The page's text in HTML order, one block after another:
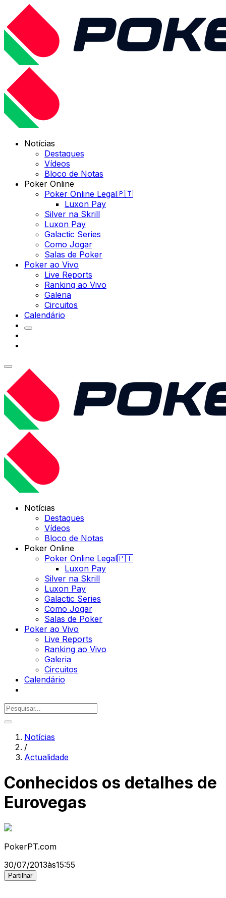
Notícias
Destaques
Vídeos
Bloco de Notas
Poker Online
Poker Online Legal🇵🇹
Luxon Pay
Silver na Skrill
Luxon Pay
Galactic Series
Como Jogar
Salas de Poker
Poker ao Vivo
Live Reports
Ranking ao Vivo
Galeria
Circuitos
Calendário
Notícias
Destaques
Vídeos
Bloco de Notas
Poker Online
Poker Online Legal🇵🇹
Luxon Pay
Silver na Skrill
Luxon Pay
Galactic Series
Como Jogar
Salas de Poker
Poker ao Vivo
Live Reports
Ranking ao Vivo
Galeria
Circuitos
Calendário
Notícias
/
Actualidade
Conhecidos os detalhes de
Eurovegas
PokerPT.com
30/07/2013às15:55
Partilhar